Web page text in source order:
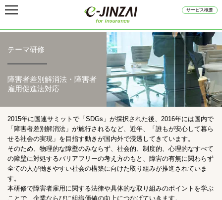
サービス概要
テーマ研修
障害者差別解消法・障害者
雇用促進法対応
2015年に国連サミットで「SDGs」が採択された後、2016年には国内で
「障害者差別解消法」が施行されるなど、近年、「誰もが安心して暮ら
せる社会の実現」を目指す動きが国内外で浸透してきています。
そのため、物理的な障壁のみならず、社会的、制度的、心理的なすべて
の障壁に対処するバリアフリーの考え方のもと、障害の有無に関わらず
全ての人が働きやすい社会の構築に向けた取り組みが推進されていま
す。
本研修で障害者雇用に関する法律や具体的な取り組みのポイントを学ぶ
ことで、企業ならびに組織価値の向上につなげていきます。